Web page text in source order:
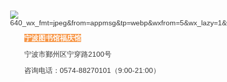
宁波图书馆福庆馆
宁波市鄞州区宁穿路2100号
咨询电话：0574-88270101（9:00-21:00）